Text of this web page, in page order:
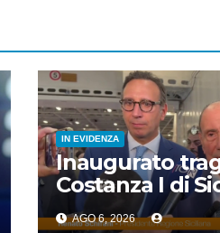
IN EVIDENZA
Inaugurato
Costanza I di
“Mantenuto
AGO 6, 2026